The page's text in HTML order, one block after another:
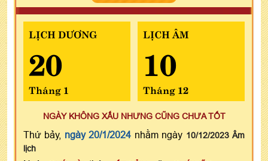
LỊCH DƯƠNG
20
Tháng 1
LỊCH ÂM
10
Tháng 12
NGÀY KHÔNG XẤU NHƯNG CŨNG CHƯA TỐT
Thứ bảy, ngày 20/1/2024 nhằm ngày 10/12/2023 Âm
lịch